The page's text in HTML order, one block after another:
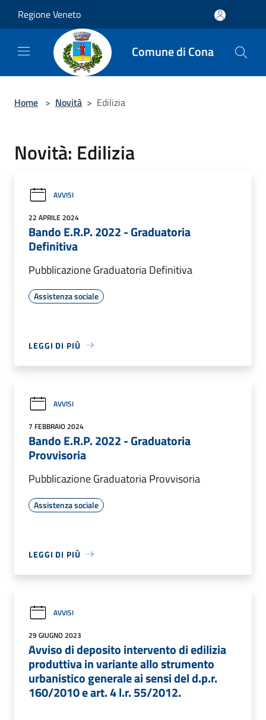
Regione Veneto
Comune di Cona
Home > Novità > Edilizia
Novità: Edilizia
AVVISI
22 APRILE 2024
Bando E.R.P. 2022 - Graduatoria
Definitiva
Pubblicazione Graduatoria Definitiva
Assistenza sociale
LEGGI DI PIÙ
AVVISI
7 FEBBRAIO 2024
Bando E.R.P. 2022 - Graduatoria
Provvisoria
Pubblicazione Graduatoria Provvisoria
Assistenza sociale
LEGGI DI PIÙ
AVVISI
29 GIUGNO 2023
Avviso di deposito intervento di edilizia
produttiva in variante allo strumento
urbanistico generale ai sensi del d.p.r.
160/2010 e art. 4 l.r. 55/2012.